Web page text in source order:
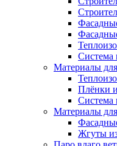
Система
Материалы для
Плёнки
Система
Материалы
Жгуты